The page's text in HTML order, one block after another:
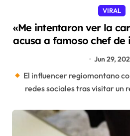
VIRAL
«Me intentaron ver la
acusa a famoso chef
Jun 29,
El influencer regiomontano
redes sociales tras visitar un